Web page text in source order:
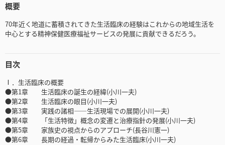
概要
70年近く地道に蓄積されてきた生活臨床の経験はこれからの地域生活を
中心とする精神保健医療福祉サービスの発展に貢献できるだろう。
目次
Ⅰ．生活臨床の概要
●第1章 生活臨床の誕生の経緯(小川一夫)
●第2章 生活臨床の眼目(小川一夫)
●第3章 実践の諸相――生活現場での展開(小川一夫)
●第4章 「生活特徴」概念の変遷と治療指針の発展(小川一夫)
●第5章 家族史の視点からのアプローチ(長谷川憲一)
●第6章 長期の経過・転帰からみた生活臨床(小川一夫)